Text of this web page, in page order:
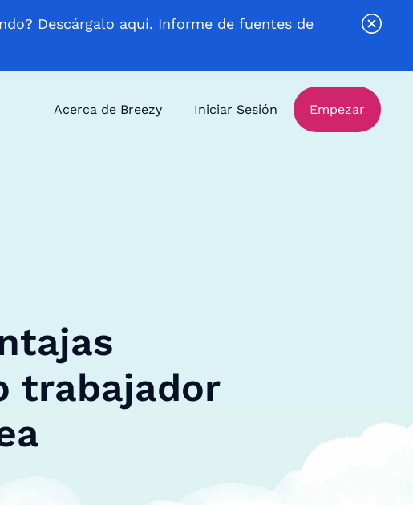
Descárgalo aquí. Informe de fuentes de
Acerca de Breezy Iniciar Sesión Empezar
trabajador